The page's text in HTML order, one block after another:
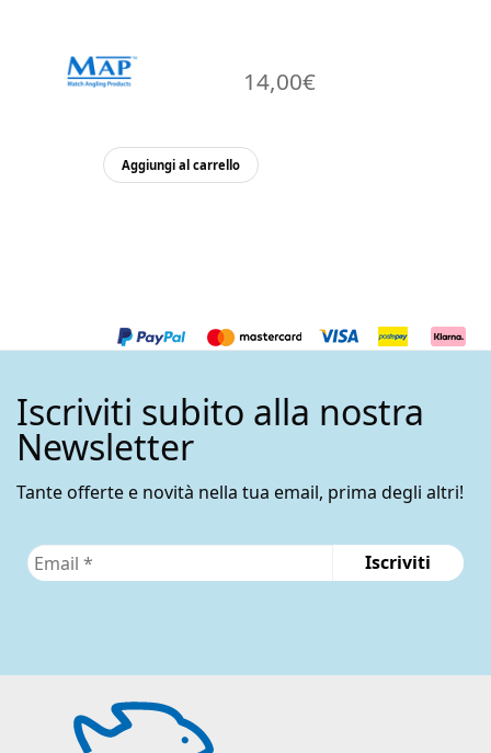
14,00€
Aggiungi al carrello
Iscriviti subito alla nostra
Newsletter
Tante offerte e novità nella tua email, prima degli altri!